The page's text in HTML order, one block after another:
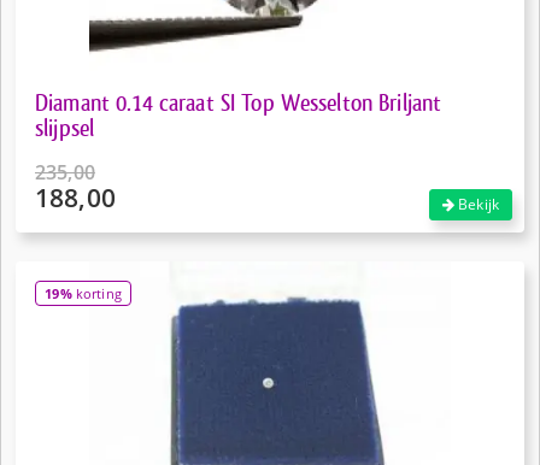
Diamant 0.14 caraat SI Top Wesselton Briljant
slijpsel
235,00
Oorspronkelijke
188,00
is:
€188,00.
Bekijk
19%korting